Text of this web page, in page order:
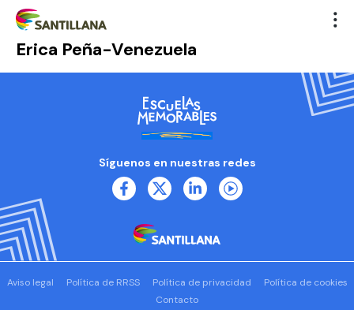
Erica Peña-Venezuela
Síguenos en nuestras redes
Aviso legal Política de RRSS Política de privacidad
Política de cookies
Contacto